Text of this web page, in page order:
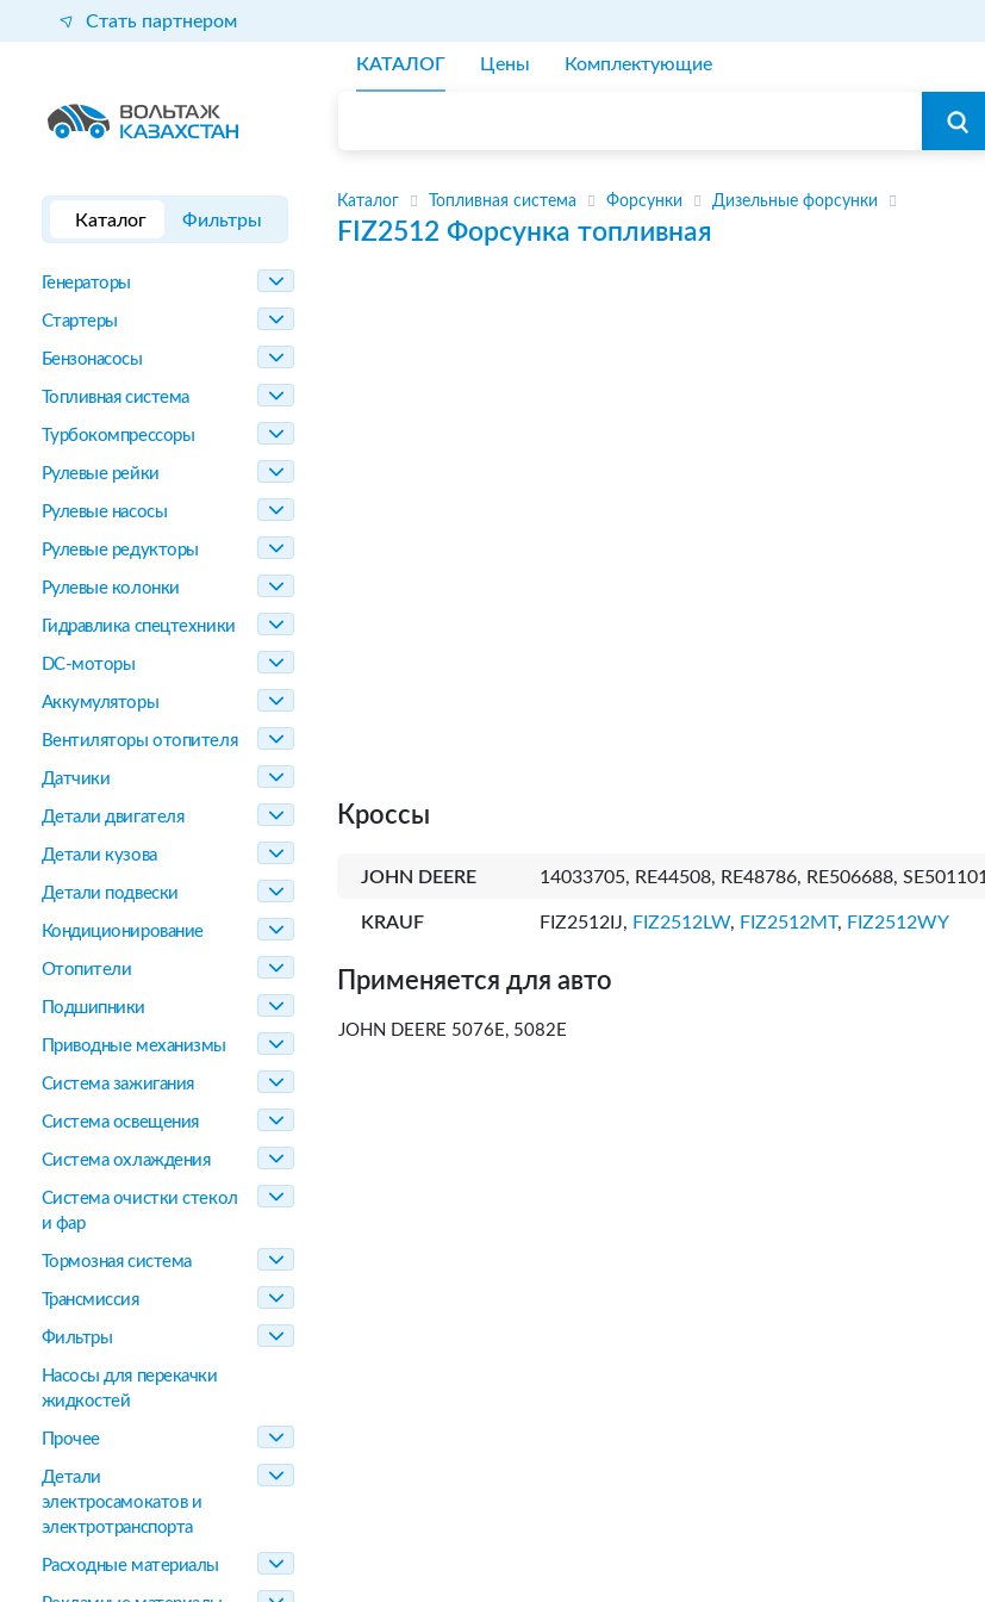
Стать партнером
КАТАЛОГ Цены Комплектующие
Каталог Фильтры
Генераторы
Стартеры
Бензонасосы
Топливная система
Турбокомпрессоры
Рулевые рейки
Рулевые насосы
Рулевые редукторы
Рулевые колонки
Гидравлика спецтехники
DC-моторы
Аккумуляторы
Вентиляторы отопителя
Датчики
Детали двигателя
Детали кузова
Детали подвески
Кондиционирование
Отопители
Подшипники
Приводные механизмы
Система зажигания
Система освещения
Система охлаждения
Система очистки стекол
и фар
Тормозная система
Трансмиссия
Фильтры
Насосы для перекачки
жидкостей
Прочее
Детали
электросамокатов и
электротранспорта
Расходные материалы
Каталог Топливная система Форсунки Дизельные форсунки
FIZ2512 Форсунка топливная
Кроссы
JOHN DEERE 14033705, RE44508, RE48786, RE506688, SE501101
KRAUF FIZ2512IJ, FIZ2512LW, FIZ2512MT, FIZ2512WY
Применяется для авто
JOHN DEERE 5076E, 5082E